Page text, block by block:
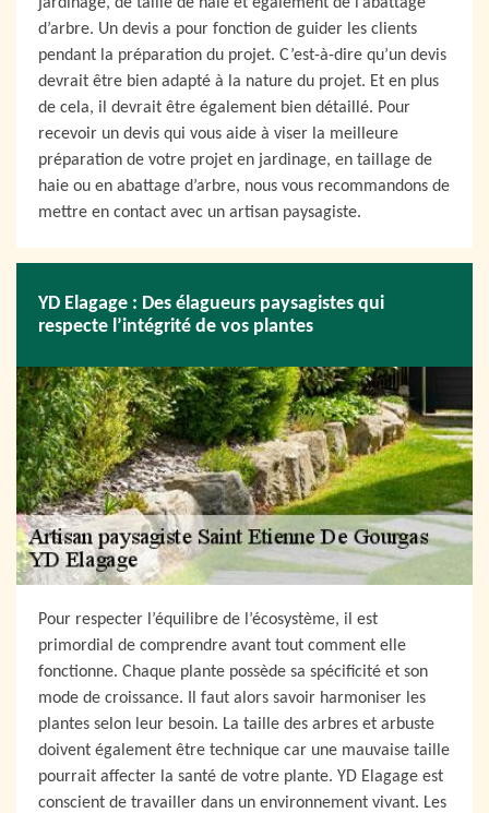
d’arbre. Un devis a pour fonction de guider les clients
pendant la préparation du projet. C’est-à-dire qu’un devis
devrait être bien adapté à la nature du projet. Et en plus
de cela, il devrait être également bien détaillé. Pour
recevoir un devis qui vous aide à viser la meilleure
préparation de votre projet en jardinage, en taillage de
haie ou en abattage d’arbre, nous vous recommandons de
mettre en contact avec un artisan paysagiste.
YD Elagage : Des élagueurs paysagistes qui
respecte l’intégrité de vos plantes
Pour respecter l’équilibre de l’écosystème, il est
primordial de comprendre avant tout comment elle
fonctionne. Chaque plante possède sa spécificité et son
mode de croissance. Il faut alors savoir harmoniser les
plantes selon leur besoin. La taille des arbres et arbuste
doivent également être technique car une mauvaise taille
pourrait affecter la santé de votre plante. YD Elagage est
conscient de travailler dans un environnement vivant. Les